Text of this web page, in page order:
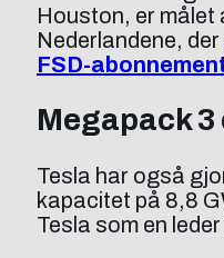
Houston, er målet
Nederlandene,
FSD-
Megapack
Tesla har også
kapacitet på 8,8
Tesla som en